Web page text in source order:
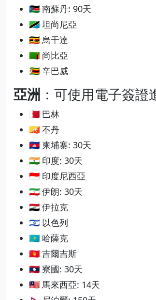
🇸🇸 南蘇丹: 90天
🇹🇿 坦尚尼亞
🇺🇬 烏干達
🇿🇲 尚比亞
🇿🇼 辛巴威
亞洲 ：可使用電子簽
🇧🇭 巴林
🇧🇹 不丹
🇰🇭 柬埔寨: 30天
🇮🇳 印度: 30天
🇮🇩 印度尼西亞
🇮🇷 伊朗: 30天
🇮🇶 伊拉克
🇮🇱 以色列
🇰🇿 哈薩克
🇰🇬 吉爾吉斯
🇱🇦 寮國: 30天
🇲🇾 馬來西亞: 14天